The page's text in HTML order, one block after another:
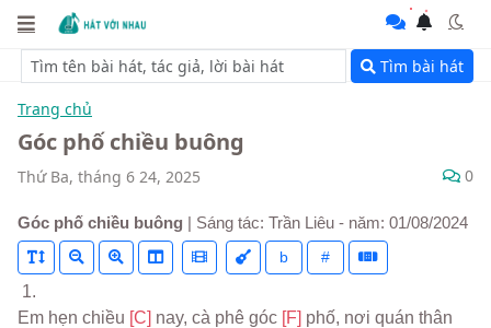
Tìm bài hát
Trang chủ
Góc phố chiều buông
Thứ Ba, tháng 6 24, 2025 0
Góc phố chiều buông | Sáng tác: Trần Liêu - năm: 01/08/2024
b #
1.
Em hẹn chiều [C] nay, cà phê góc [F]